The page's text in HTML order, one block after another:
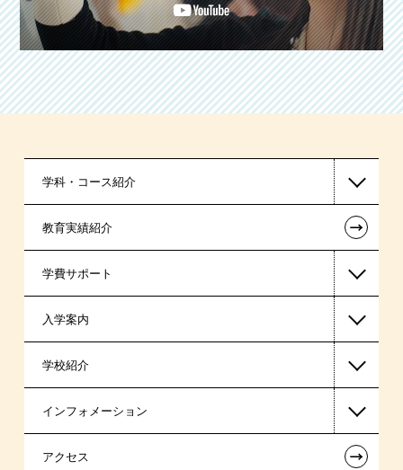
学科・コース紹介
国家公務員・地方公務員系
警察官・消防官系
税理士系
ビジネス系
東京経営大学 学士取得コース
教育実績紹介 ←
学費サポート
高等教育の修学支援新制度
日本学生支援機構の奨学金
国の教育ローン
提携教育ローン
入学案内
一般入学
AO入学
指定校推薦入学
学校紹介
在校生からあなたへ
夢を叶えた先輩たち
インフォメーション
お知らせ・新着情報
アクセス ←